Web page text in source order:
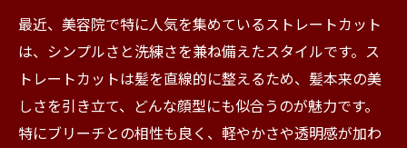
最近、美容院で特に人気を集めているストレートカット
は、シンプルさと洗練さを兼ね備えたスタイルです。ス
トレートカットは髪を直線的に整えるため、髪本来の美
しさを引き立て、どんな顔型にも似合うのが魅力です。
特にブリーチとの相性も良く、軽やかさや透明感が加わ